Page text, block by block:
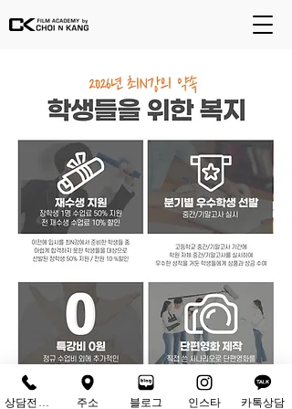
주소 블로그 인스타 카톡상담